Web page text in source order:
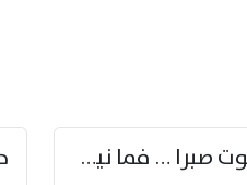
فصبرا في مجال الموت صبرا … فما نيل الخلود بمستطاع